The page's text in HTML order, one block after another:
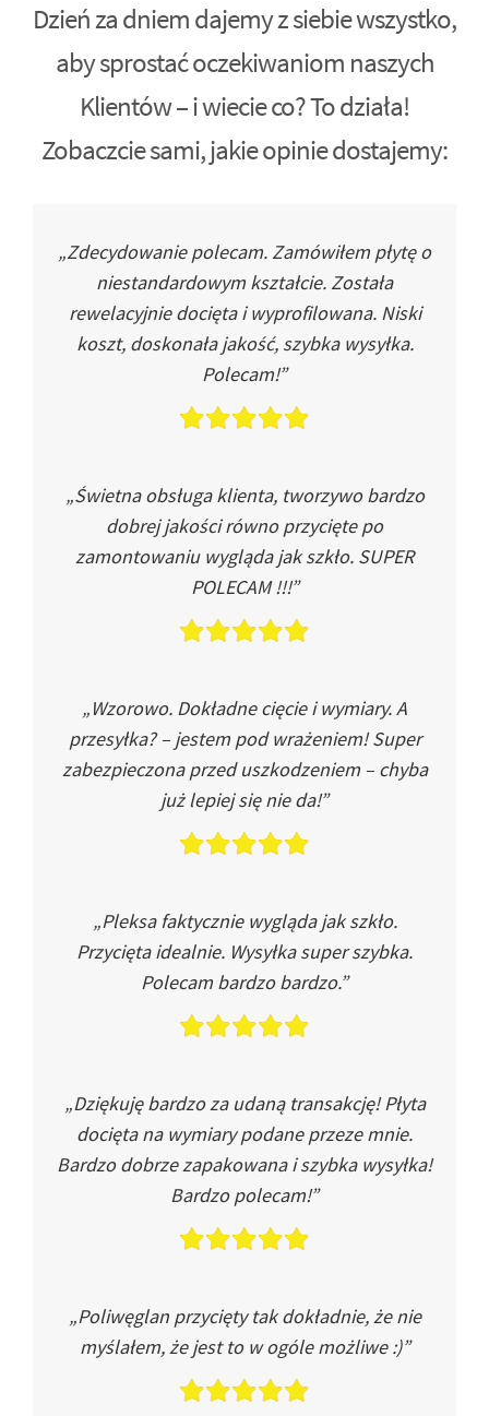
Dzień za dniem dajemy z siebie wszystko,
aby sprostać oczekiwaniom naszych
Klientów – i wiecie co? To działa!
Zobaczcie sami, jakie opinie dostajemy:
„Zdecydowanie polecam. Zamówiłem płytę o
niestandardowym kształcie. Została
rewelacyjnie docięta i wyprofilowana. Niski
koszt, doskonała jakość, szybka wysyłka.
Polecam!”
„Świetna obsługa klienta, tworzywo bardzo
dobrej jakości równo przycięte po
zamontowaniu wygląda jak szkło. SUPER
POLECAM !!!”
„Wzorowo. Dokładne cięcie i wymiary. A
przesyłka? – jestem pod wrażeniem! Super
zabezpieczona przed uszkodzeniem – chyba
już lepiej się nie da!”
„Pleksa faktycznie wygląda jak szkło.
Przycięta idealnie. Wysyłka super szybka.
Polecam bardzo bardzo.”
„Dziękuję bardzo za udaną transakcję! Płyta
docięta na wymiary podane przeze mnie.
Bardzo dobrze zapakowana i szybka wysyłka!
Bardzo polecam!”
„Poliwęglan przycięty tak dokładnie, że nie
myślałem, że jest to w ogóle możliwe :)”